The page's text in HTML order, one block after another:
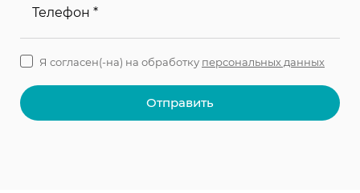
Телефон *
Отправить
Я согласен(-на) на обработку персональных данных